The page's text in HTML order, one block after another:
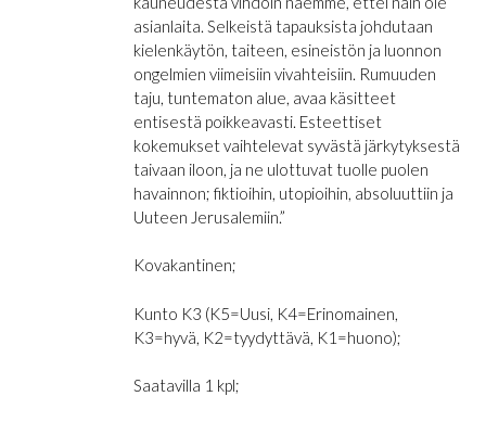
asianlaita. Selkeistä tapauksista johdutaan
kielenkäytön, taiteen, esineistön ja luonnon
ongelmien viimeisiin vivahteisiin. Rumuuden
taju, tuntematon alue, avaa käsitteet
entisestä poikkeavasti. Esteettiset
kokemukset vaihtelevat syvästä järkytyksestä
taivaan iloon, ja ne ulottuvat tuolle puolen
havainnon; fiktioihin, utopioihin, absoluuttiin ja
Uuteen Jerusalemiin.”
Kovakantinen;
Kunto K3 (K5=Uusi, K4=Erinomainen,
K3=hyvä, K2=tyydyttävä, K1=huono);
Saatavilla 1 kpl;